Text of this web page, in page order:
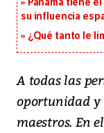
Panamá tiene
su influencia
¿Qué tanto le
A todas las
oportunidad y
maestros. En